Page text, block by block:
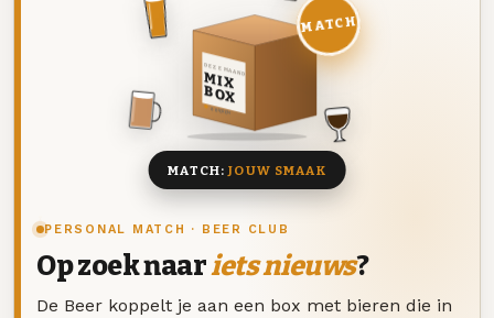
PERSONAL MATCH · BEER CLUB
Op zoek naariets nieuws?
De Beer koppelt je aan een box met bieren die in
DEZE MAAND
MIX
BOX
8 BIEREN
MATCH
MATCH:JOUW SMAAK